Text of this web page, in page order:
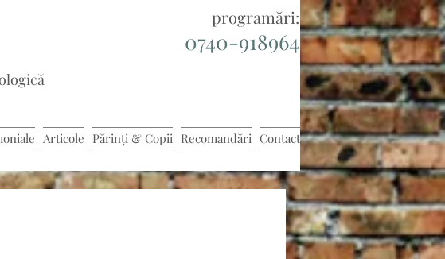
programări:
0740-918964
Articole Părinți & Copii Recomandări Contact